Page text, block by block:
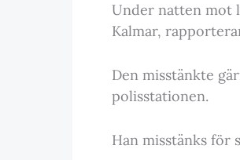
Under natten mot
Kalmar,
Den misstänkte
polisstationen.
Han misstänks för